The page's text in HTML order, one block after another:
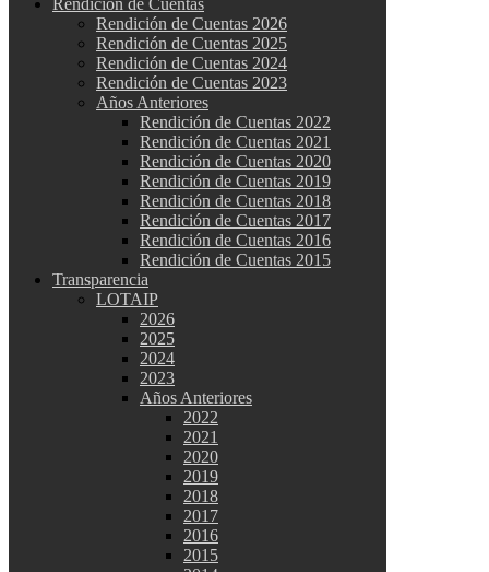
Rendición de Cuentas 2026
Rendición de Cuentas 2025
Rendición de Cuentas 2024
Rendición de Cuentas 2023
Años Anteriores
Rendición de Cuentas 2022
Rendición de Cuentas 2021
Rendición de Cuentas 2020
Rendición de Cuentas 2019
Rendición de Cuentas 2018
Rendición de Cuentas 2017
Rendición de Cuentas 2016
Rendición de Cuentas 2015
Transparencia
LOTAIP
2026
2025
2024
2023
Años Anteriores
2022
2021
2020
2019
2018
2017
2016
2015